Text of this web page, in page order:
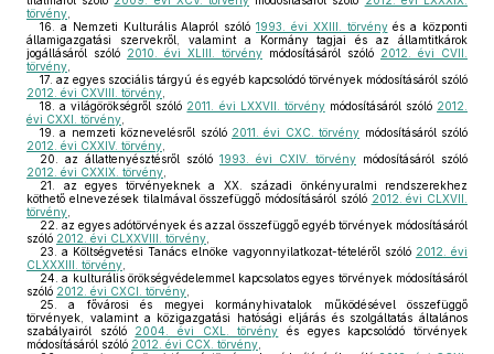
törvény
16.
a Nemzeti Kulturális Alapról szóló 1993. évi XXIII. törvényés a központi
államigazgatási szervekről, valamint a Kormány tagjai és az államtitkárok
jogállásáról szóló 2010. évi XLIII. törvény módosításáról szóló 2012. évi CVII.
törvény
17. az egyes szociális tárgyú és egyéb kapcsolódó törvények módosításáról szóló
2012. évi CXVIII. törvény
18.
a világörökségről szóló 2011. évi LXXVII. törvénymódosításáról szóló 2012.
évi CXXI. törvény
19.
a nemzeti köznevelésről szóló 2011. évi CXC. törvény módosításáról szóló
2012. évi CXXIV. törvény
20.
az állattenyésztésről szóló 1993. évi CXIV. törvény módosításáról szóló
2012. évi CXXIX. törvény
21.
az egyes törvényeknek a XX. századi önkényuralmi rendszerekhez
köthető elnevezések tilalmával összefüggő módosításáról szóló 2012. évi CLXVII.
törvény
22. az egyes adótörvények és azzal összefüggő egyéb törvények módosításáról
szóló 2012. évi CLXXVIII. törvény
23.
a Költségvetési Tanács elnöke vagyonnyilatkozat-tételéről szóló 2012. évi
CLXXXIII. törvény
24. a kulturális örökségvédelemmel kapcsolatos egyes törvények módosításáról
szóló 2012. évi CXCI. törvény
25.
a fővárosi és megyei kormányhivatalok működésével összefüggő
törvények, valamint a közigazgatási hatósági eljárás és szolgáltatás általános
szabályairól szóló 2004. évi CXL. törvény és egyes kapcsolódó törvények
módosításáról szóló 2012. évi CCX. törvény